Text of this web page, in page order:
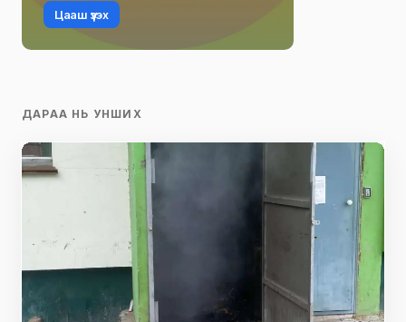
Цааш үзэх
ДАРАА НЬ УНШИХ